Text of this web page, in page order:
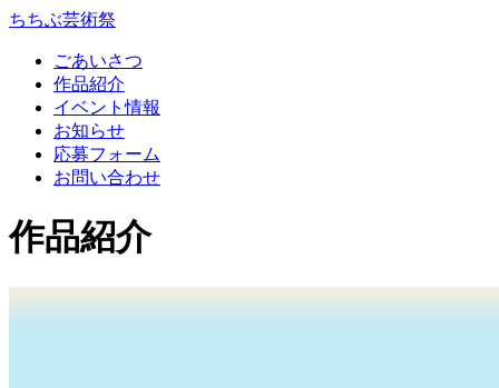
コ
キ
ッ
ちちぶ芸術祭
ごあいさつ
作品紹介
イベント情報
お知らせ
応募フォーム
お問い合わせ
作品紹介